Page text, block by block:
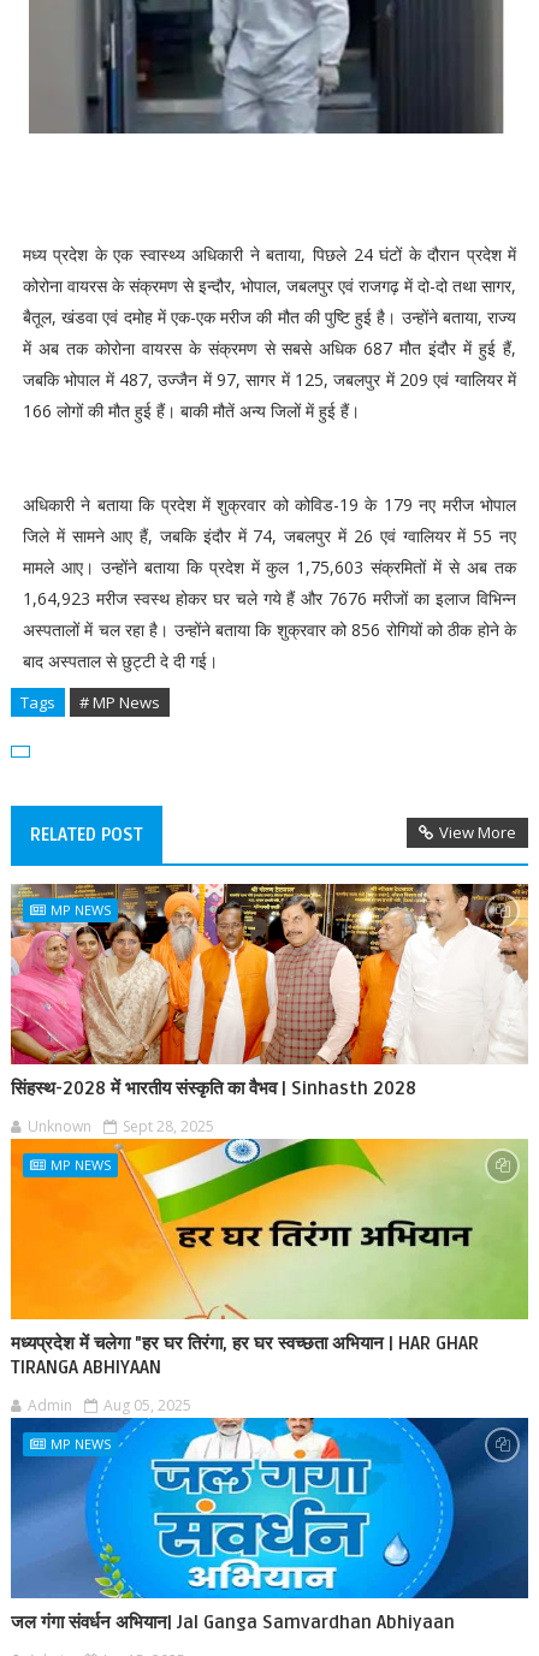
मध्य प्रदेश के एक स्वास्थ्य अधिकारी ने बताया, पिछले 24 घंटों के दौरान प्रदेश में
कोरोना वायरस के संक्रमण से इन्दौर, भोपाल, जबलपुर एवं राजगढ़ में दो-दो तथा सागर,
बैतूल, खंडवा एवं दमोह में एक-एक मरीज की मौत की पुष्टि हुई है। उन्होंने बताया, राज्य
में अब तक कोरोना वायरस के संक्रमण से सबसे अधिक 687 मौत इंदौर में हुई हैं,
जबकि भोपाल में 487, उज्जैन में 97, सागर में 125, जबलपुर में 209 एवं ग्वालियर में
166 लोगों की मौत हुई हैं। बाकी मौतें अन्य जिलों में हुई हैं।
अधिकारी ने बताया कि प्रदेश में शुक्रवार को कोविड-19 के 179 नए मरीज भोपाल
जिले में सामने आए हैं, जबकि इंदौर में 74, जबलपुर में 26 एवं ग्वालियर में 55 नए
मामले आए। उन्होंने बताया कि प्रदेश में कुल 1,75,603 संक्रमितों में से अब तक
1,64,923 मरीज स्वस्थ होकर घर चले गये हैं और 7676 मरीजों का इलाज विभिन्न
अस्पतालों में चल रहा है। उन्होंने बताया कि शुक्रवार को 856 रोगियों को ठीक होने के
बाद अस्पताल से छुट्टी दे दी गई।
Tags # MP News
RELATED POST View More
MP NEWS
सिंहस्थ-2028 में भारतीय संस्कृति का वैभव | Sinhasth 2028
Unknown Sept 28, 2025
MP NEWS
मध्यप्रदेश में चलेगा "हर घर तिरंगा, हर घर स्वच्छता अभियान | HAR GHAR
TIRANGA ABHIYAAN
Admin Aug 05, 2025
MP NEWS
जल गंगा संवर्धन अभियान| Jal Ganga Samvardhan Abhiyaan